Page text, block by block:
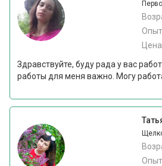
Цена
Здравствуйте, буду рада у вас
работы для меня важно. Могу